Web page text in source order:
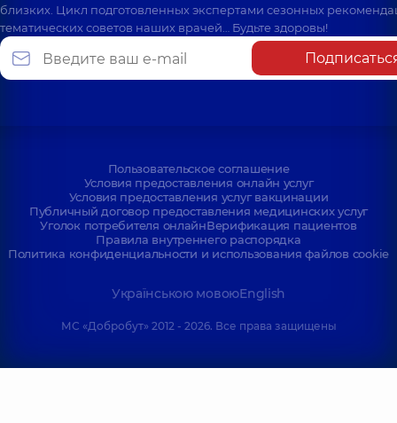
близких. Цикл подготовленных экспертами сезонных
тематических советов наших врачей… Будьте здоровы!
Пользовательское соглашение
Условия предоставления онлайн услуг
Условия предоставления услуг вакцинации
Публичный договор предоставления медицинских услуг
Уголок потребителя онлайнВерификация пациентов
Правила внутреннего распорядка
Политика конфиденциальности и использования файлов cookie
Українською мовоюEnglish
МС «Добробут» 2012 - 2026. Все права защищены